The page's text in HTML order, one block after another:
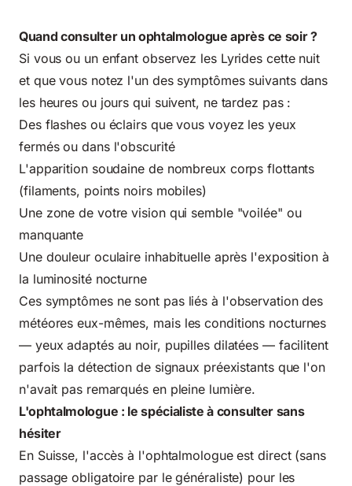
Quand consulter un ophtalmologue après ce soir ?
Si vous ou un enfant observez les Lyrides cette nuit
et que vous notez l'un des symptômes suivants dans
les heures ou jours qui suivent, ne tardez pas :
Des flashes ou éclairs que vous voyez les yeux
fermés ou dans l'obscurité
L'apparition soudaine de nombreux corps flottants
(filaments, points noirs mobiles)
Une zone de votre vision qui semble "voilée" ou
manquante
Une douleur oculaire inhabituelle après l'exposition à
la luminosité nocturne
Ces symptômes ne sont pas liés à l'observation des
météores eux-mêmes, mais les conditions nocturnes
— yeux adaptés au noir, pupilles dilatées — facilitent
parfois la détection de signaux préexistants que l'on
n'avait pas remarqués en pleine lumière.
L'ophtalmologue : le spécialiste à consulter sans
hésiter
En Suisse, l'accès à l'ophtalmologue est direct (sans
passage obligatoire par le généraliste) pour les